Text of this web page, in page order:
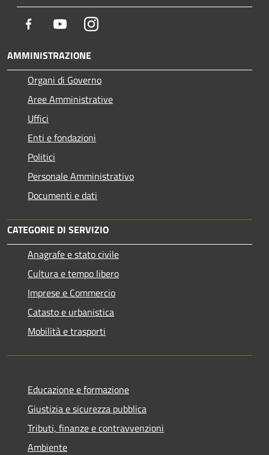
Facebook YoutubeInstagram
AMMINISTRAZIONE
Organi di Governo
Aree Amministrative
Uffici
Enti e fondazioni
Politici
Personale Amministrativo
Documenti e dati
CATEGORIE DI SERVIZIO
Anagrafe e stato civile
Cultura e tempo libero
Imprese e Commercio
Catasto e urbanistica
Mobilità e trasporti
Educazione e formazione
Giustizia e sicurezza pubblica
Tributi, finanze e contravvenzioni
Ambiente